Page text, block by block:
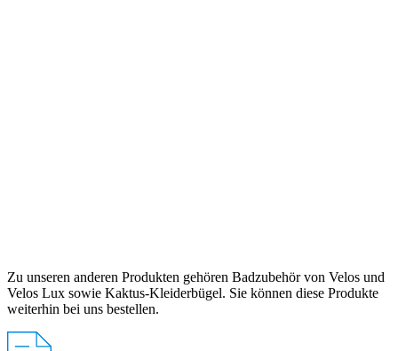
Zu unseren anderen Produkten gehören Badzubehör von Velos und
Velos Lux sowie Kaktus-Kleiderbügel. Sie können diese Produkte
weiterhin bei uns bestellen.